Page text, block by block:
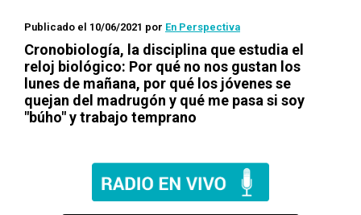
Publicado el 10/06/2021 por En Perspectiva
Cronobiología, la disciplina que estudia el
reloj biológico: Por qué no nos gustan los
lunes de mañana, por qué los jóvenes se
quejan del madrugón y qué me pasa si soy
"búho" y trabajo temprano